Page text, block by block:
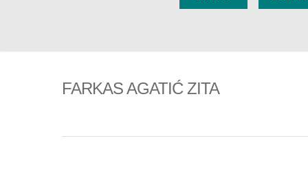
FARKAS AGATIĆ ZITA